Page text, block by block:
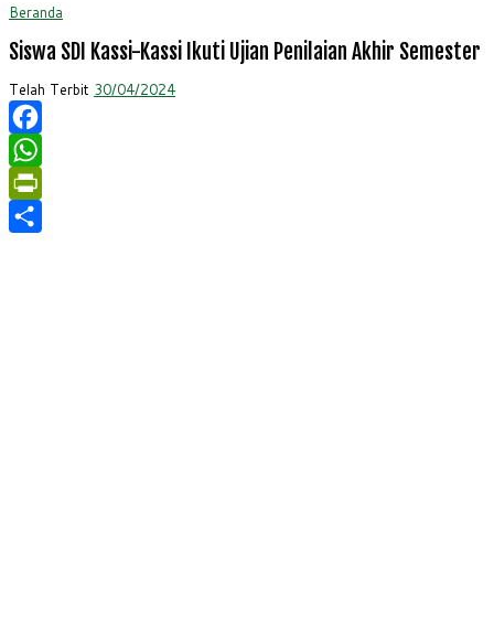
Beranda
Siswa SDI Kassi-Kassi Ikuti Ujian Penilaian Akhir Semester
Telah Terbit 30/04/2024
Facebook
WhatsApp
PrintFriendly